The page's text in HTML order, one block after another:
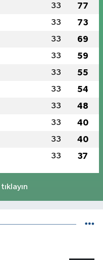
33 77
33 73
33 69
33 59
33 55
33 54
33 48
33 40
33 40
33 37